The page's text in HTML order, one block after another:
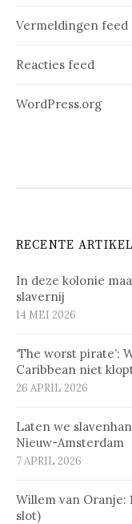
Vermeldingen feed
Reacties feed
WordPress.org
RECENTE
In deze kolonie
slavernij
14 MEI 2026
‘The worst pirate’:
Caribbean niet
26 APRIL 2026
Laten we
Nieuw-Amsterdam
7 APRIL 2026
Willem van Oranje:
slot)